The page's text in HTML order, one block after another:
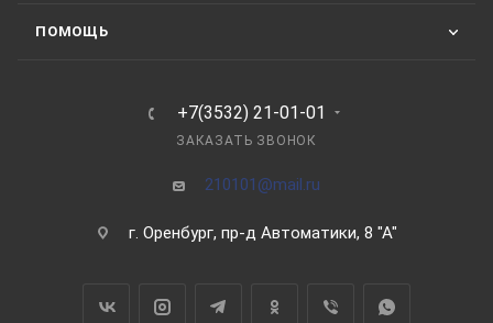
ПОМОЩЬ
+7(3532) 21-01-01
ЗАКАЗАТЬ ЗВОНОК
210101@mail.ru
г. Оренбург, пр-д Автоматики, 8 "А"